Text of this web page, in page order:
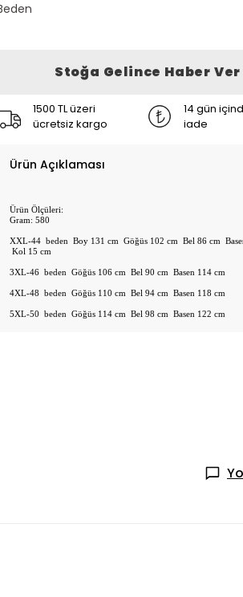
Stoğa Gelince Haber Ver
1500 TL üzeri
ücretsiz kargo
14 gün
iade
Ürün Açıklaması
Ürün Ölçüleri:
Gram: 580
XXL-44 beden Boy 131 cm Göğüs 102 cm Bel 86 cm
Kol 15 cm
3XL-46 beden Göğüs 106 cm Bel 90 cm Basen 114 cm
4XL-48 beden Göğüs 110 cm Bel 94 cm Basen 118 cm
5XL-50 beden Göğüs 114 cm Bel 98 cm Basen 122 cm